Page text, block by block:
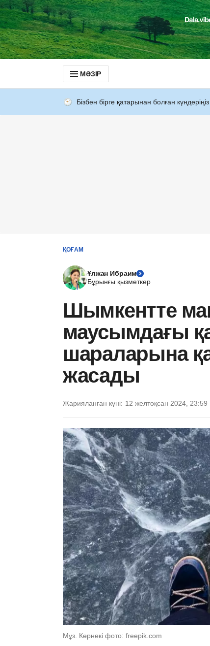
МӘЗІР
Бізбен бірге қатарынан болған күндеріңіз
ҚОҒАМ
Ұлжан Ибраим
Бұрынғы қызметкер
Шымкентте
маусымдағы
шараларына
жасады
Жарияланған күні: 12 желтоқсан 2024, 23:59
Мұз. Көрнекі фото: freepik.com